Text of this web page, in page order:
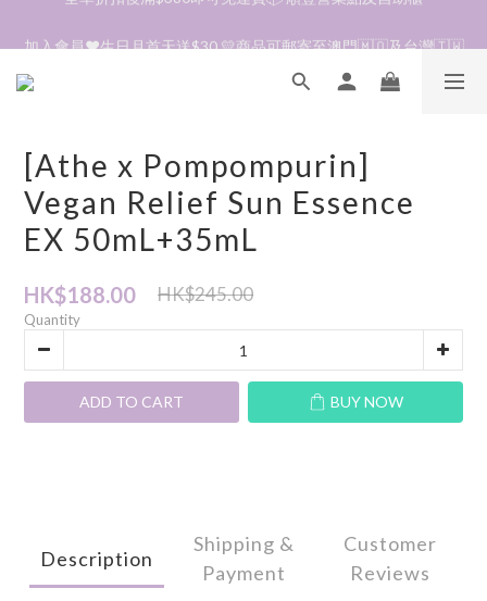
到貨資訊🛎️商品均由韓國直送到香港🇭🇰落單後約7～14天收貨
加入會員❤️生日月首天送$30 💛商品可郵寄至澳門🇲🇴及台灣🇹🇼
[Athe x Pompompurin]
Vegan Relief Sun Essence
EX 50mL+35mL
HK$188.00 HK$245.00
Quantity
ADD TO CART BUY NOW
Description
Shipping &
Payment
Customer
Reviews